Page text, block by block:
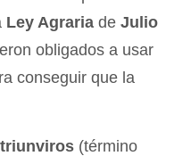
Ley Agraria de Julio
obligados a usar
conseguir que la
triunviros (término